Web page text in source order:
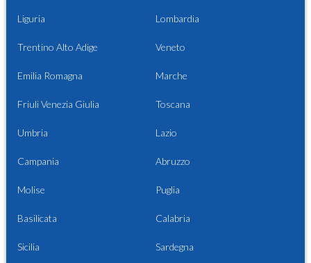
Liguria Lombardia
Trentino Alto Adige Veneto
Emilia Romagna Marche
Friuli Venezia Giulia Toscana
Umbria Lazio
Campania Abruzzo
Molise Puglia
Basilicata Calabria
Sicilia Sardegna